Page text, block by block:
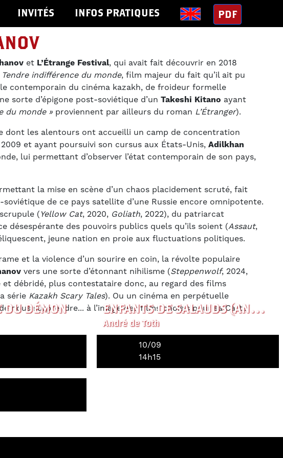
INVITÉS INFOS PRATIQUES PDF
et L’Étrange Festival, qui avait fait découvrir en 2018
Tendre indifférence du monde, film majeur du fait qu’il ait pu
contemporain du cinéma kazakh, de froideur formelle
sorte d’épigone post-soviétique d’un Takeshi Kitano ayant
du monde » proviennent par ailleurs du roman L’Étranger).
dont les alentours ont accueilli un camp de concentration
et ayant poursuivi son cursus aux États-Unis, Adilkhan
lui permettant d’observer l’état contemporain de son pays,
la mise en scène d’un chaos placidement scruté, fait
de ce pays satellite d’une Russie encore omnipotente.
( Yellow Cat, 2020, Goliath, 2022), du patriarcat
désespérante des pouvoirs publics quels qu’ils soient (Assaut,
jeune nation en proie aux fluctuations politiques.
et la violence d’un sourire en coin, la révolte populaire
vers une sorte d’étonnant nihilisme (Steppenwolf, 2024,
débridé, plus contestataire donc, au regard des films
série Kazakh Scary Tales). Ou un cinéma en perpétuelle
nous surprendre... à l’image des films choisis pour sa Carte
DU DÉMON ENFANTS DE SALAUDS (ANNULÉ)
André de Toth
10/09
14h15